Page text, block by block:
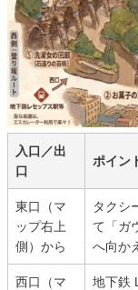
入口／出
口
ポイン
東口（マ
ップ右上
側）から
タクシ
て「ガ
へ向か
西口（マ
地下鉄